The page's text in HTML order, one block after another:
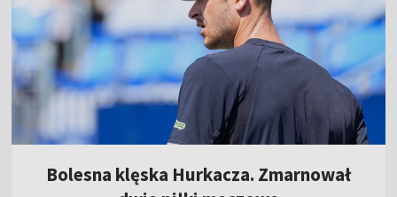
Bolesna klęska Hurkacza. Zmarnował